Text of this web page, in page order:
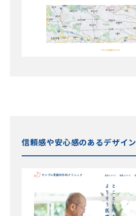
信頼感や安心感のあるデザイン